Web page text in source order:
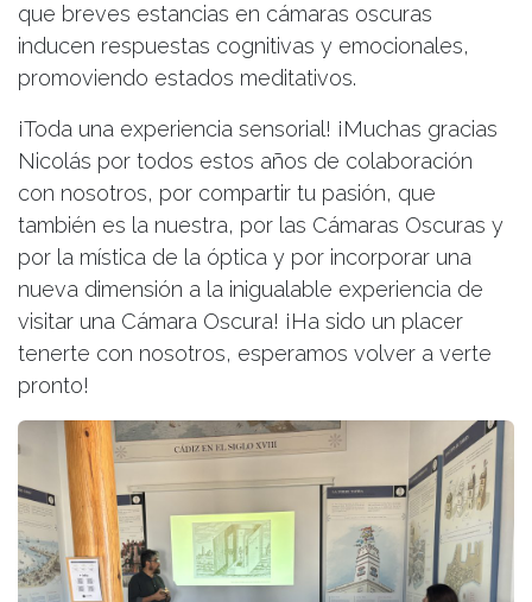
que breves estancias en cámaras oscuras
inducen respuestas cognitivas y emocionales,
promoviendo estados meditativos.
¡Toda una experiencia sensorial! ¡Muchas gracias
Nicolás por todos estos años de colaboración
con nosotros, por compartir tu pasión, que
también es la nuestra, por las Cámaras Oscuras y
por la mística de la óptica y por incorporar una
nueva dimensión a la inigualable experiencia de
visitar una Cámara Oscura! ¡Ha sido un placer
tenerte con nosotros, esperamos volver a verte
pronto!